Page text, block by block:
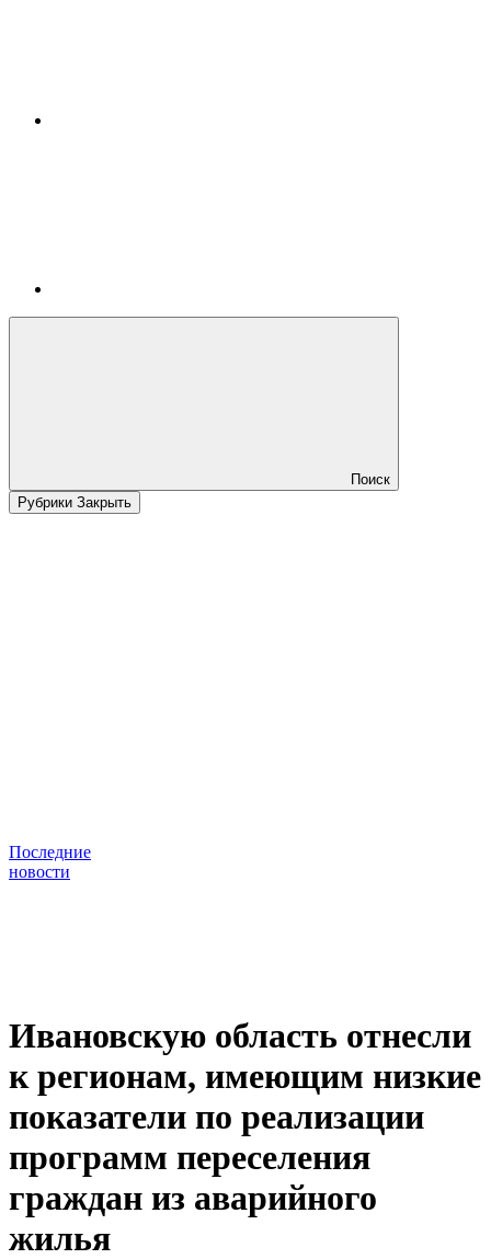
Поиск
Рубрики Закрыть
Последние
новости
Ивановскую область отнесли
к регионам, имеющим низкие
показатели по реализации
программ переселения
граждан из аварийного
жилья